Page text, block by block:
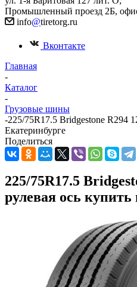
Промышленный проезд 2Б,
info@tiretorg.ru
Вконтакте
Главная
-
Каталог
-
Грузовые шины
-225/75R17.5 Bridgestone R294
Екатеринбурге
Поделиться
225/75R17.5
рулевая ось купить